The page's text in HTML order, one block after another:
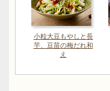
小粒大豆もやしと長
芋、豆苗の梅だれ和
え